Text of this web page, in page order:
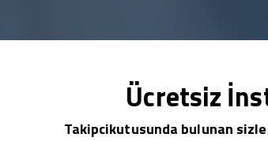
Ücretsiz
Takipcikutusunda bulunan